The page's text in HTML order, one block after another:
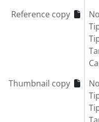
Reference copy
Thumbnail copy